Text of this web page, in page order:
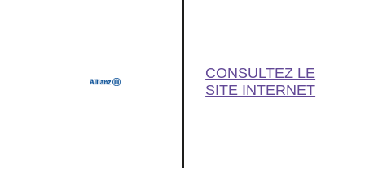
CONSULTEZ LE
SITE INTERNET